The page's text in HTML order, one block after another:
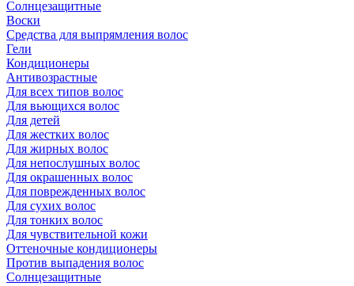
Солнцезащитные
Воски
Средства для выпрямления волос
Гели
Кондиционеры
Антивозрастные
Для всех типов волос
Для вьющихся волос
Для детей
Для жестких волос
Для жирных волос
Для непослушных волос
Для окрашенных волос
Для поврежденных волос
Для сухих волос
Для тонких волос
Для чувствительной кожи
Оттеночные кондиционеры
Против выпадения волос
Солнцезащитные